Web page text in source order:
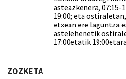
asteazkenera, 07:15-
19:00; eta
etxean ere laguntza
astelehenetik
17:00etatik
ZOZKETA